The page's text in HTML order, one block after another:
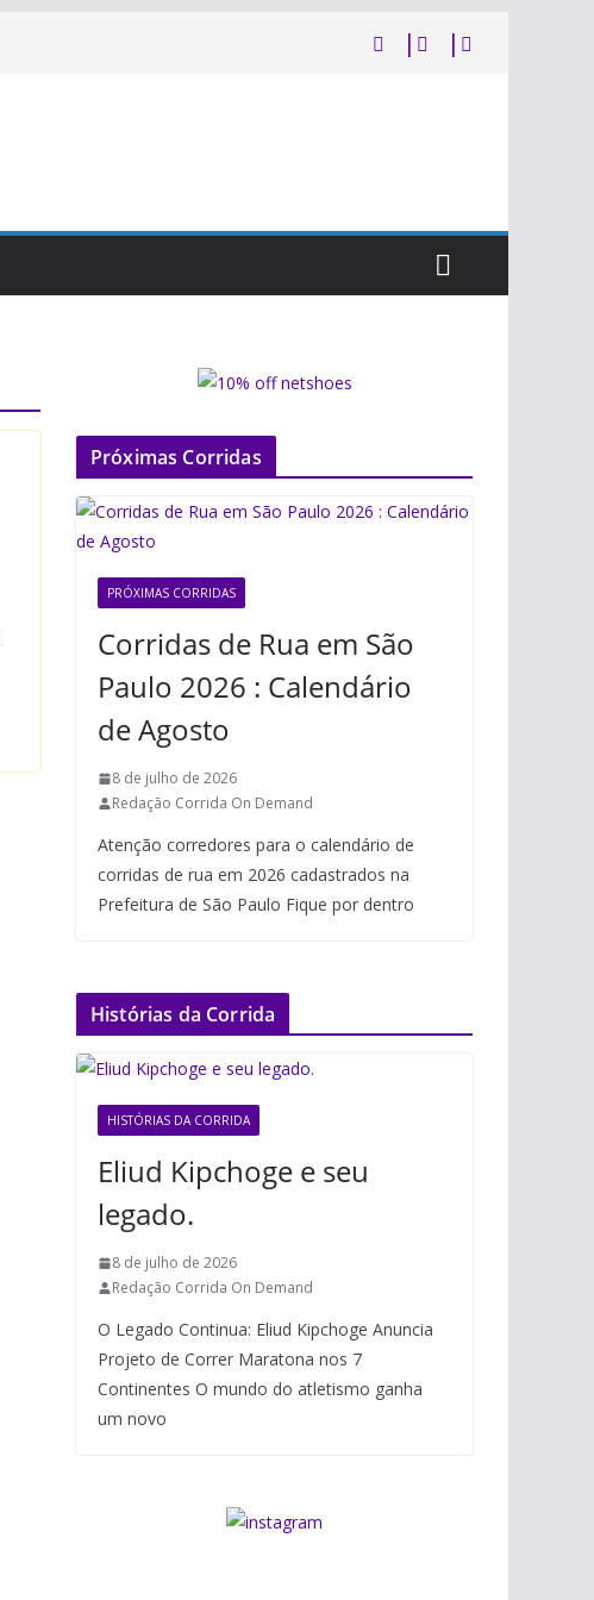
Próximas Corridas
PRÓXIMAS CORRIDAS
Corridas de Rua em São
Paulo 2026 : Calendário
de Agosto
8 de julho de 2026
Redação Corrida On Demand
Atenção corredores para o calendário de
corridas de rua em 2026 cadastrados na
Prefeitura de São Paulo Fique por dentro
Histórias da Corrida
HISTÓRIAS DA CORRIDA
Eliud Kipchoge e seu
legado.
8 de julho de 2026
Redação Corrida On Demand
O Legado Continua: Eliud Kipchoge Anuncia
Projeto de Correr Maratona nos 7
Continentes O mundo do atletismo ganha
um novo